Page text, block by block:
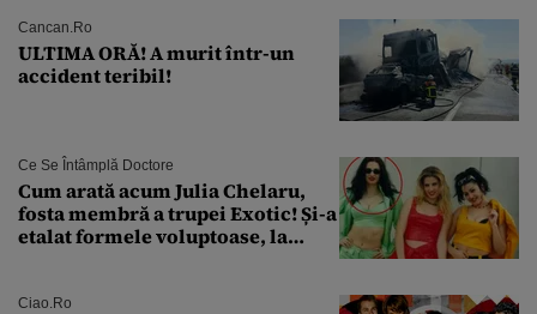
Cancan.ro
ULTIMA ORĂ! A murit într-un
accident teribil!
Ce Se Întâmplă Doctore
Cum arată acum Julia Chelaru,
fosta membră a trupei Exotic! Și-a
etalat formele voluptoase, la
Ciao.ro